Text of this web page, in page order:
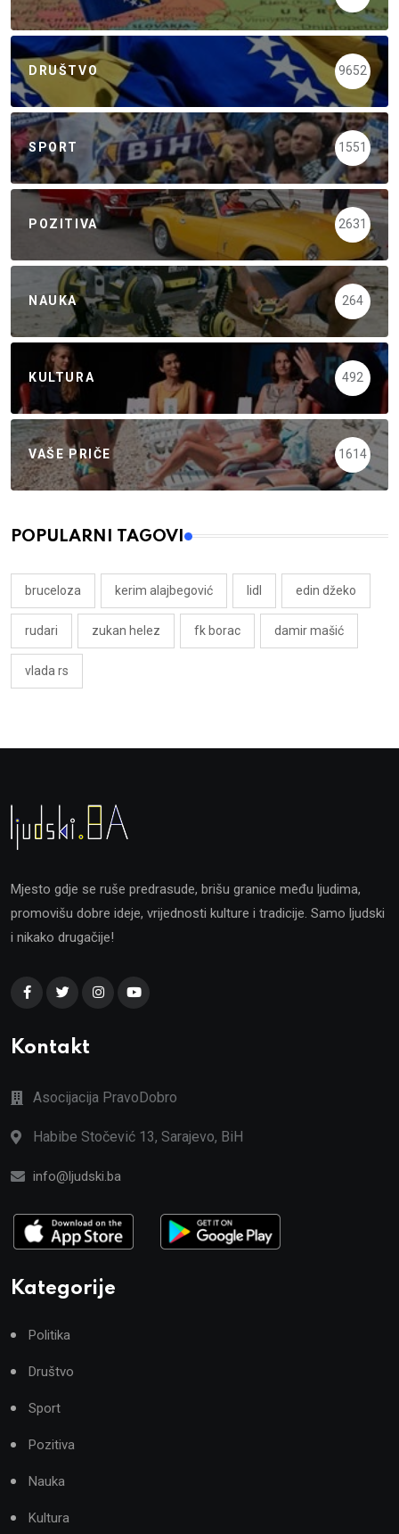
DRUŠTVO 9652
SPORT 1551
POZITIVA 2631
NAUKA 264
KULTURA 492
VAŠE PRIČE 1614
POPULARNI TAGOVI
bruceloza kerim alajbegović lidl edin džeko
rudari zukan helez fk borac damir mašić
vlada rs
Mjesto gdje se ruše predrasude, brišu granice među ljudima,
promovišu dobre ideje, vrijednosti kulture i tradicije. Samo ljudski
i nikako drugačije!
Kontakt
Asocijacija PravoDobro
Habibe Stočević 13, Sarajevo, BiH
info@ljudski.ba
Kategorije
Politika
Društvo
Sport
Pozitiva
Nauka
Kultura